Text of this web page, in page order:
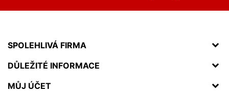
SPOLEHLIVÁ FIRMA
DŮLEŽITÉ INFORMACE
MŮJ ÚČET